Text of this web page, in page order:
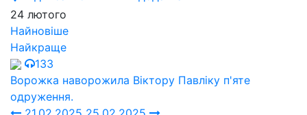
24 лютого
Найновіше
Найкраще
133
Ворожка наворожила Віктору Павліку п'яте
одруження.